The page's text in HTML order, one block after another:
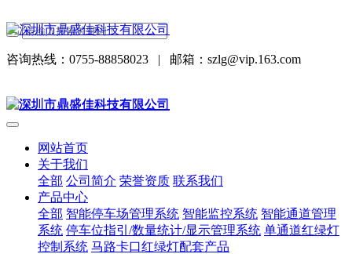
咨询热线：0755-88858023 | 邮箱：szlg@vip.163.com
网站首页
关于我们
全部 公司简介 荣誉资质 联系我们
产品中心
全部 智能停车场管理系统 智能监控系统 智能通道管理
系统 停车位指引/数量统计/显示管理系统 单通道红绿灯
控制系统 马路卡口红绿灯配套产品